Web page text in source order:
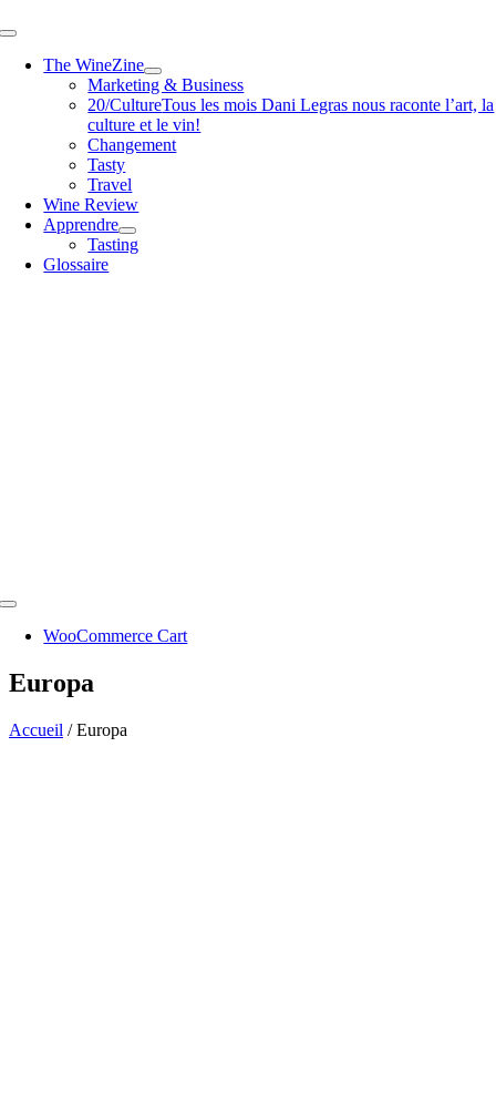
Passer
contenu
Toggle
NavigationThe WineZine
Marketing & Business
20/CultureTous les mois Dani Legras nous raconte l’art, la
culture et le vin!
Changement
Tasty
Travel
Wine Review
Apprendre
Tasting
Glossaire
Toggle
NavigationWooCommerce Cart
Europa
Accueil /Europa